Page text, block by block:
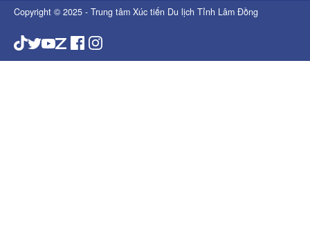
Copyright © 2025 - Trung tâm Xúc tiến Du lịch Tỉnh Lâm Đồng